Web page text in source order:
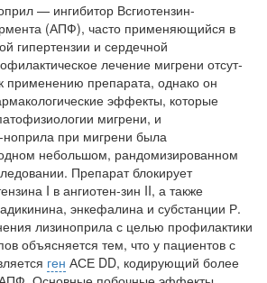
— ингибитор Всгиотензин-
(АПФ), часто применяющийся в
гипертензии и сердечной
лечение мигрени отсут­
применению препарата, однако он
эффекты, которые
мигрени, и
при мигрени была
небольшом, рандомизированном
Препарат блоки­рует
I в ангиотен-зин II, а также
энкефалина и субстанции Р.
лизиноприла с целью профилак­тики
объясняется тем, что у пациентов с
ген АСЕ DD, кодирующий более